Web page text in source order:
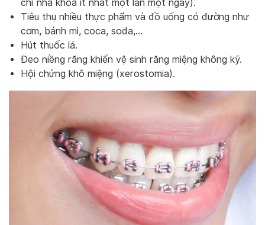
chỉ nha khoa ít nhất một lần một ngày).
Tiêu thụ nhiều thực phẩm và đồ uống có đường như
cơm, bánh mì, coca, soda,…
Hút thuốc lá.
Đeo niềng răng khiến vệ sinh răng miệng không kỹ.
Hội chứng khô miệng (xerostomia).